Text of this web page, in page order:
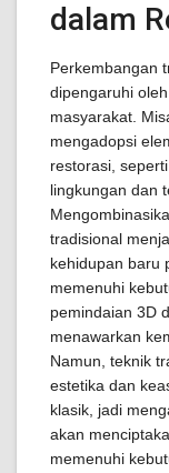
dalam
Perkembangan
dipengaruhi
masyarakat.
mengadopsi
restorasi,
lingkungan dan
tradisional
kehidupan baru
memenuhi
pemindaian 3D
menawarkan
Namun, teknik
estetika dan
klasik, jadi
akan
memenuhi